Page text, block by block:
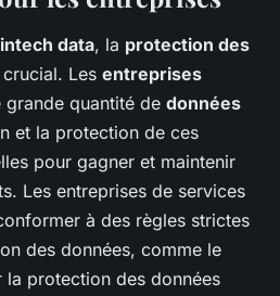
data, la protection des
Les entreprises
grande quantité de données
et la protection de ces
pour gagner et maintenir
Les entreprises de services
à des règles strictes
des données, comme le
la protection des données